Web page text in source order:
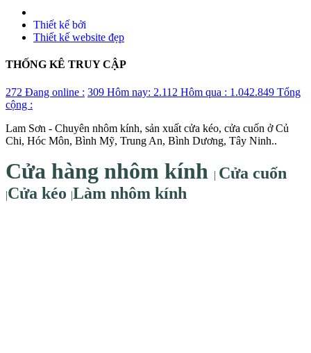
Thiết kế bởi
Thiết kế website đẹp
THỐNG KÊ TRUY CẬP
272 Đang online : 309 Hôm nay: 2.112 Hôm qua : 1.042.849 Tổng
cộng :
Lam Sơn - Chuyên nhôm kính, sản xuất cửa kéo, cửa cuốn ở Củ
Chi, Hóc Môn, Bình Mỹ, Trung An, Bình Dương, Tây Ninh..
Cửa hàng nhôm kính | Cửa cuốn
|Cửa kéo |Làm nhôm kính